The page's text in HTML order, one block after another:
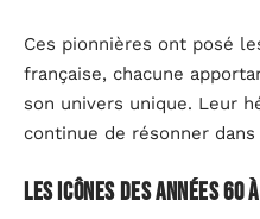
Ces pionnières ont posé
française, chacune
son univers unique. Leur
continue de résonner
Les icônes des années 60